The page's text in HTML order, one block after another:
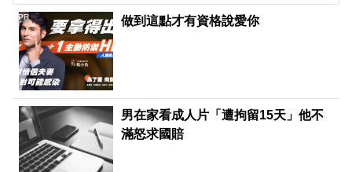
做到這點才有資格說愛你
PR
男在家看成人片「遭拘留15天」他不
滿怒求國賠